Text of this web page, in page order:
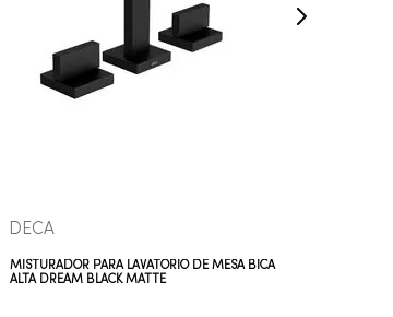
COMPRAR AGORA
DECA
MISTURADOR PARA LAVATÓRIO DE MESA BICA
ALTA DREAM BLACK MATTE